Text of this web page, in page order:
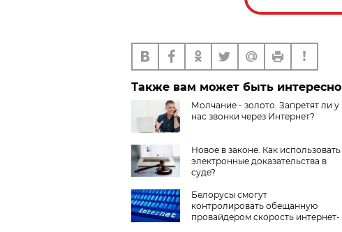
Также вам может быть интересно
Молчание - золото. Запретят ли у
нас звонки через Интернет?
Новое в законе. Как использовать
электронные доказательства в
суде?
Белорусы смогут
контролировать обещанную
провайдером скорость интернет-